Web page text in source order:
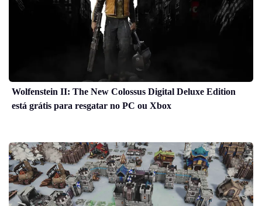
Wolfenstein II: The New Colossus Digital Deluxe Edition
está grátis para resgatar no PC ou Xbox